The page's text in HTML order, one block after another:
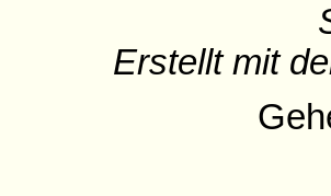
Erstellt mit